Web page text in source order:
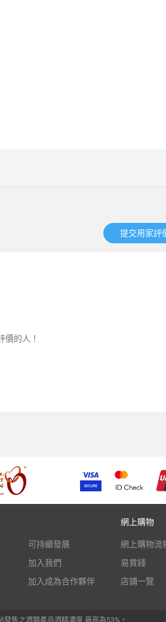
提交用家評
價的人！
可持續發展
加入我們
加入成為合作夥伴
網上購物
網上購物流
易賞錢
店鋪一覽
售之酒類產品酒精濃度 最高為53%。